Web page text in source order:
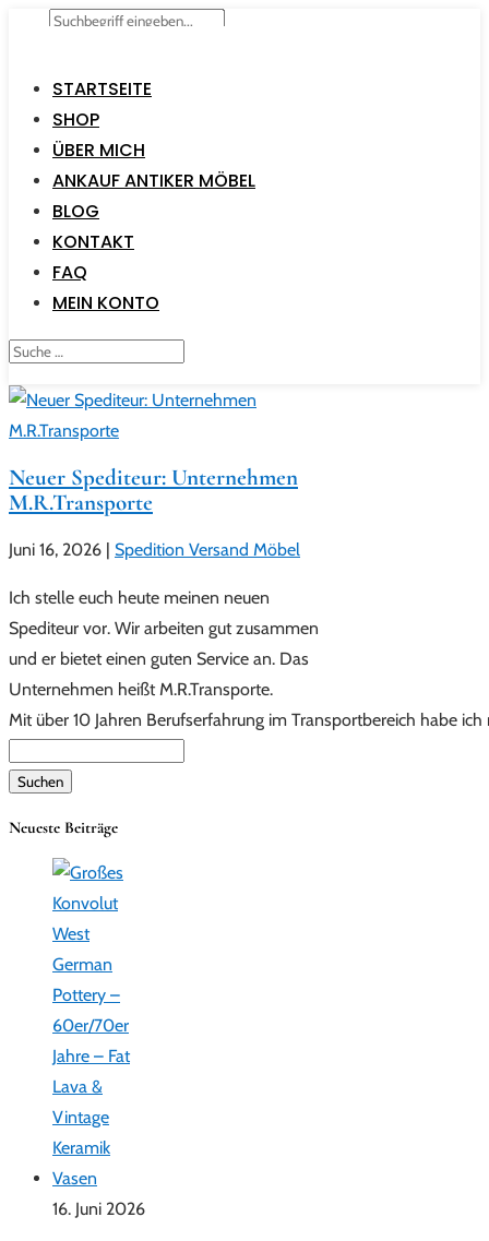
STARTSEITE
SHOP
ÜBER MICH
ANKAUF ANTIKER MÖBEL
BLOG
KONTAKT
FAQ
MEIN KONTO
Neuer Spediteur: Unternehmen
M.R.Transporte
Juni 16, 2026 | Spedition Versand Möbel
Ich stelle euch heute meinen neuen
Spediteur vor. Wir arbeiten gut zusammen
und er bietet einen guten Service an. Das
Unternehmen heißt M.R.Transporte.
Mit über 10 Jahren Berufserfahrung im Transportbereich habe
nach:
Neueste Beiträge
16. Juni 2026